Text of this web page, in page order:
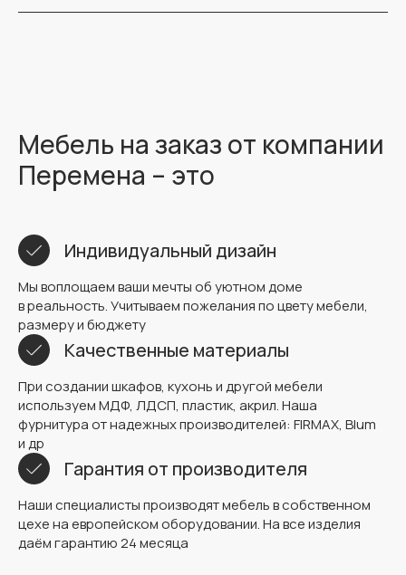
Мебель на заказ от компании
Перемена – это
Индивидуальный дизайн
Мы воплощаем ваши мечты об уютном доме
в реальность. Учитываем пожелания по цвету мебели,
размеру и бюджету
Качественные материалы
При создании шкафов, кухонь и другой мебели
используем МДФ, ЛДСП, пластик, акрил. Наша
фурнитура от надежных производителей: FIRMAX, Blum
и др
Гарантия от производителя
Наши специалисты производят мебель в собственном
цехе на европейском оборудовании. На все изделия
даём гарантию 24 месяца